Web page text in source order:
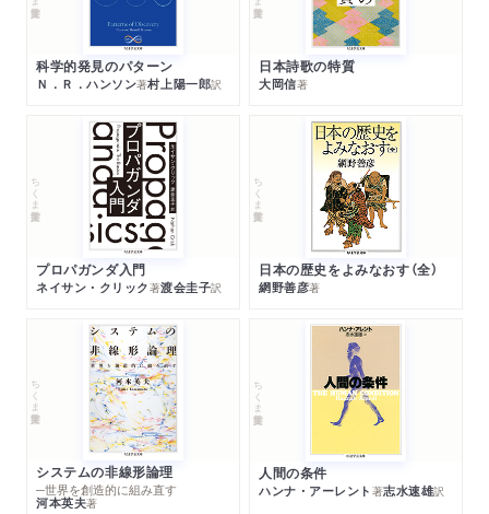
科学的発見のパターン
Ｎ．Ｒ．ハンソン著村上陽一郎訳
日本詩歌の特質
大岡信著
ちくま学芸文庫
プロパガンダ入門
ネイサン・クリック著渡会圭子訳
ちくま学芸文庫
日本の歴史をよみなおす（全）
網野善彦著
ちくま学芸文庫
システムの非線形論理
─世界を創造的に組み直す
河本英夫著
ちくま学芸文庫
人間の条件
ハンナ・アーレント 著志水速雄訳